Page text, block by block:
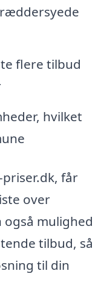
flere tilbud
hvilket
får
over
mulighed
tilbud, så
til din